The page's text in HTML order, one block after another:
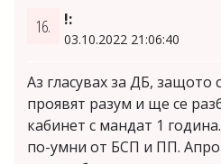
16. !:
03.10.2022 21:06:40
Аз гласувах за ДБ, защото
проявят разум и ще се
кабинет с мандат 1
по-умни от БСП и ПП.